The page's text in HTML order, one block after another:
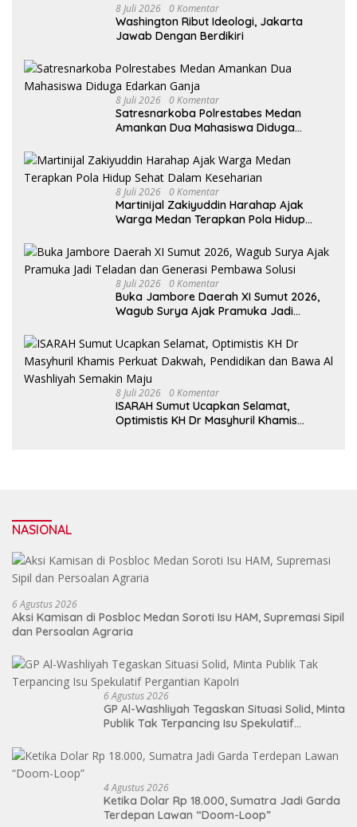
8 Juli 2026 0 Komentar
Washington Ribut Ideologi, Jakarta
Jawab Dengan Berdikiri
8 Juli 2026 0 Komentar
Satresnarkoba Polrestabes Medan
Amankan Dua Mahasiswa Diduga
8 Juli 2026 0 Komentar
Martinijal Zakiyuddin Harahap Ajak
Warga Medan Terapkan Pola Hidup
8 Juli 2026 0 Komentar
Buka Jambore Daerah XI Sumut 2026,
Wagub Surya Ajak Pramuka Jadi
8 Juli 2026 0 Komentar
ISARAH Sumut Ucapkan Selamat,
Optimistis KH Dr Masyhuril Khamis
NASIONAL
6 Agustus 2026
Aksi Kamisan di Posbloc Medan Soroti Isu HAM, Supremasi Sipil
dan Persoalan Agraria
6 Agustus 2026
GP Al-Washliyah Tegaskan Situasi Solid, Minta
Publik Tak Terpancing Isu Spekulatif
4 Agustus 2026
Ketika Dolar Rp 18.000, Sumatra Jadi Garda
Terdepan Lawan “Doom-Loop”